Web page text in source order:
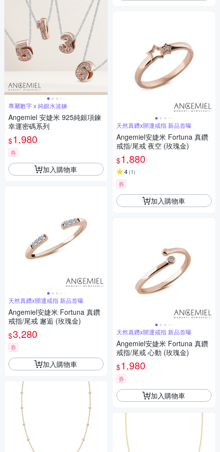
專屬數字 x 純銀水波鍊
Angemiel 安婕米 925純銀項鍊
幸運密碼系列
$1,980
券
加入購物車
天然真鑽x開運戒指 新品首曝
Angemiel安婕米 Fortuna 真鑽
戒指/尾戒 邂逅 (玫瑰金)
$3,280
券
加入購物車
天然真鑽x開運戒指 新品首曝
Angemiel安婕米 Fortuna 真鑽
戒指/尾戒 夜空 (玫瑰金)
$1,880
4(1)
券
加入購物車
天然真鑽x開運戒指 新品首曝
Angemiel安婕米 Fortuna 真鑽
戒指/尾戒 心動 (玫瑰金)
$1,980
券
加入購物車